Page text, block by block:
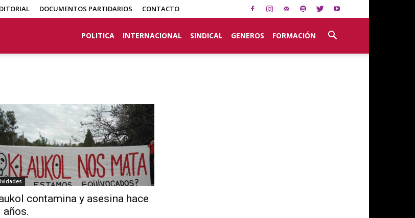
DOCUMENTOS PARTIDARIOS CONTACTO
POLITICA INTERNACIONAL SINDICAL GENEROS FORMACIÓN
contamina y asesina hace
años.